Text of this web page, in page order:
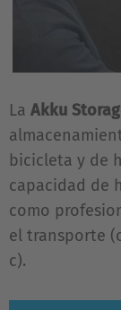
La Akku
bicicleta y de
capacidad de
como
el transporte
c).